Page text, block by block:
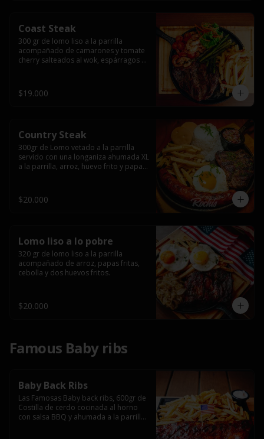
Coast Steak
300 gr de lomo liso a la parrilla
acompañado de camarones y tomate
cherry salteados al wok, espárragos
$19.000
Country Steak
300gr de Lomo vetado a la parrilla
servido con una longaniza ahumada XL
a la parrilla, arroz, huevo frito y papas
$20.000
Lomo liso a lo pobre
320 gr de lomo liso a la parrilla
acompañado de arroz, papas fritas,
cebolla y dos huevos fritos.
$20.000
Famous Baby ribs
Baby Back Ribs
Las Famosas Baby back ribs, 600gr de
Costilla de cerdo cocinada al horno
con salsa BBQ y ahumada a la parrilla